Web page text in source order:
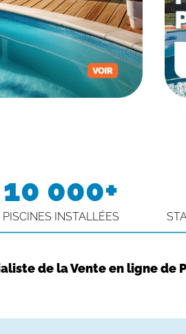
10 000+
PISCINES INSTALLÉES
de la Vente en ligne de